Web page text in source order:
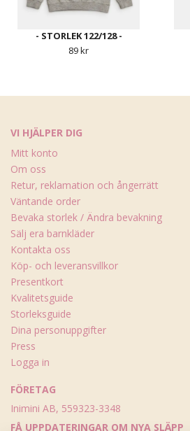
- STORLEK 122/128 -
89 kr
VI HJÄLPER DIG
Mitt konto
Om oss
Retur, reklamation och ångerrätt
Väntande order
Bevaka storlek / Ändra bevakning
Sälj era barnkläder
Kontakta oss
Köp- och leveransvillkor
Presentkort
Kvalitetsguide
Storleksguide
Dina personuppgifter
Press
Logga in
FÖRETAG
Inimini AB, 559323-3348
FÅ UPPDATERINGAR OM NYA SLÄPP